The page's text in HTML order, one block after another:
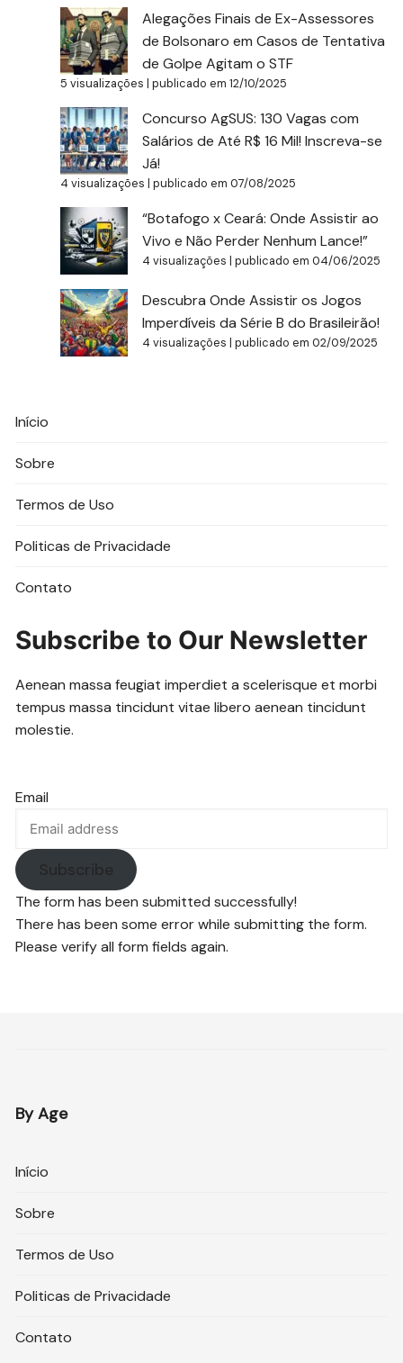
Alegações Finais de Ex-Assessores
de Bolsonaro em Casos de Tentativa
de Golpe Agitam o STF
5 visualizações |publicado em 12/10/2025
Concurso AgSUS: 130 Vagas com
Salários de Até R$ 16 Mil! Inscreva-se
Já!
4 visualizações |publicado em 07/08/2025
“Botafogo x Ceará: Onde Assistir ao
Vivo e Não Perder Nenhum Lance!”
4 visualizações |publicado em 04/06/2025
Descubra Onde Assistir os Jogos
Imperdíveis da Série B do Brasileirão!
4 visualizações |publicado em 02/09/2025
Início
Sobre
Termos de Uso
Politicas de Privacidade
Contato
Subscribe to Our Newsletter
Aenean massa feugiat imperdiet a scelerisque et morbi
tempus massa tincidunt vitae libero aenean tincidunt
molestie.
Email
Subscribe
The form has been submitted successfully!
There has been some error while submitting the form.
Please verify all form fields again.
By Age
Início
Sobre
Termos de Uso
Politicas de Privacidade
Contato